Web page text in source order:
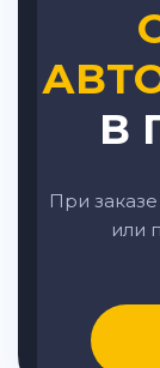
В
При
или